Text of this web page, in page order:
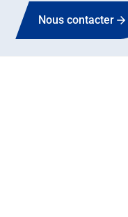
Nous contacter